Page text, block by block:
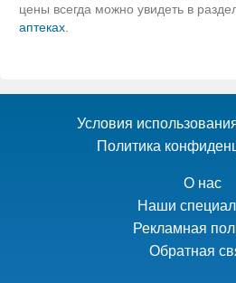
цены всегда можно увидеть в
аптеках.
Условия
Политика
О нас
Наши
Рекламная
Обратная